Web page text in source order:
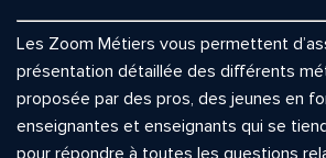
Les Zoom Métiers vous permettent
présentation détaillée des différents
proposée par des pros, des jeunes en
enseignantes et enseignants qui se
pour répondre à toutes les questions